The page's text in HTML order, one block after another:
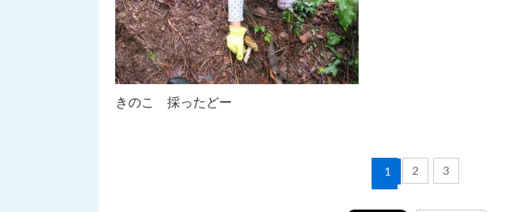
きのこ 採ったどー
1 2 3